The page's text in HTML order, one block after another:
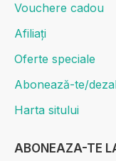
Vouchere cadou
Afiliați
Oferte speciale
Abonează-te/
Harta sitului
ABONEAZA-TE